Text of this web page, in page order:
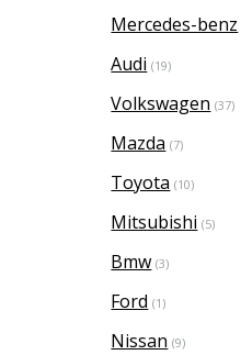
Mercedes-benz
Audi (19)
Volkswagen (37)
Mazda (7)
Toyota (10)
Mitsubishi (5)
Bmw (3)
Ford (1)
Nissan (9)